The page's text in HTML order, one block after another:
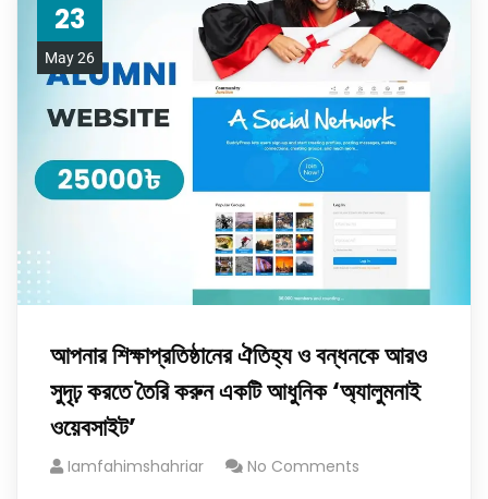
23
May 26
আপনার শিক্ষাপ্রতিষ্ঠানের ঐতিহ্য ও বন্ধনকে আরও
সুদৃঢ় করতে তৈরি করুন একটি আধুনিক ‘অ্যালুমনাই
ওয়েবসাইট’
Iamfahimshahriar No Comments